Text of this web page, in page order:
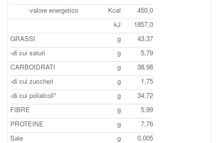
valore energetico
Kcal
450,0
kJ
1857,0
GRASSI
g
43,37
-di cui saturi
g
5,79
CARBOIDRATI
g
38,98
-di cui zuccheri
g
1,75
-di cui polialcoli*
g
34,72
FIBRE
g
5,99
PROTEINE
g
7,76
Sale
g
0,005